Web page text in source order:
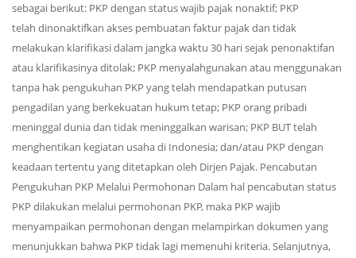
sebagai berikut: PKP dengan status wajib pajak nonaktif; PKP
telah dinonaktifkan akses pembuatan faktur pajak dan tidak
melakukan klarifikasi dalam jangka waktu 30 hari sejak penonaktifan
atau klarifikasinya ditolak; PKP menyalahgunakan atau menggunakan
tanpa hak pengukuhan PKP yang telah mendapatkan putusan
pengadilan yang berkekuatan hukum tetap; PKP orang pribadi
meninggal dunia dan tidak meninggalkan warisan; PKP BUT telah
menghentikan kegiatan usaha di Indonesia; dan/atau PKP dengan
keadaan tertentu yang ditetapkan oleh Dirjen Pajak. Pencabutan
Pengukuhan PKP Melalui Permohonan Dalam hal pencabutan status
PKP dilakukan melalui permohonan PKP, maka PKP wajib
menyampaikan permohonan dengan melampirkan dokumen yang
menunjukkan bahwa PKP tidak lagi memenuhi kriteria. Selanjutnya,